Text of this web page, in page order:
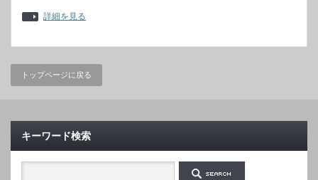
詳細を見る
トップページに戻る
キーワード検索